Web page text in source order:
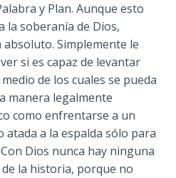
y Plan. Aunque esto
la soberanía de Dios,
Simplemente le
si es capaz de levantar
de los cuales se pueda
manera legalmente
como enfrentarse a un
a la espalda sólo para
Dios nunca hay ninguna
la historia, porque no